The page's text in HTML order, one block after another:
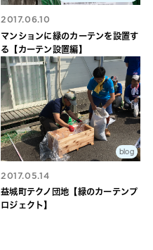
2017.06.10
マンションに緑のカーテンを設置す
る【カーテン設置編】
blog
2017.05.14
益城町テクノ団地【緑のカーテンプ
ロジェクト】